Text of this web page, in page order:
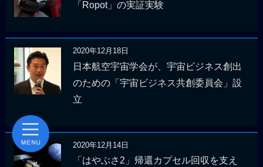
「Ropot」の実証実験
2020年12月18日
日本航空宇宙学会が、宇宙ビジネス創出
のための「宇宙ビジネス共創委員会」設
立
2020年12月14日
「はやぶさ2」帰還カプセル回収を支え